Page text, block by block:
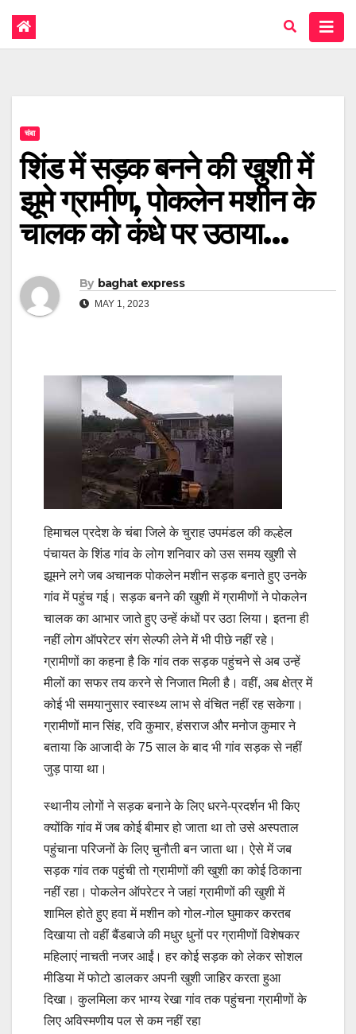
चंबा
शिंड में सड़क बनने की खुशी में
झूमे ग्रामीण, पोकलेन मशीन के
चालक को कंधे पर उठाया…
By baghat express
MAY 1, 2023
हिमाचल प्रदेश के चंबा जिले के चुराह उपमंडल की कल्हेल
पंचायत के शिंड गांव के लोग शनिवार को उस समय खुशी से
झूमने लगे जब अचानक पोकलेन मशीन सड़क बनाते हुए उनके
गांव में पहुंच गई। सड़क बनने की खुशी में ग्रामीणों ने पोकलेन
चालक का आभार जाते हुए उन्हें कंधों पर उठा लिया। इतना ही
नहीं लोग ऑपरेटर संग सेल्फी लेने में भी पीछे नहीं रहे।
ग्रामीणों का कहना है कि गांव तक सड़क पहुंचने से अब उन्हें
मीलों का सफर तय करने से निजात मिली है। वहीं, अब क्षेत्र में
कोई भी समयानुसार स्वास्थ्य लाभ से वंचित नहीं रह सकेगा।
ग्रामीणों मान सिंह, रवि कुमार, हंसराज और मनोज कुमार ने
बताया कि आजादी के 75 साल के बाद भी गांव सड़क से नहीं
जुड़ पाया था।
स्थानीय लोगों ने सड़क बनाने के लिए धरने-प्रदर्शन भी किए
क्योंकि गांव में जब कोई बीमार हो जाता था तो उसे अस्पताल
पहुंचाना परिजनों के लिए चुनौती बन जाता था। ऐसे में जब
सड़क गांव तक पहुंची तो ग्रामीणों की खुशी का कोई ठिकाना
नहीं रहा। पोकलेन ऑपरेटर ने जहां ग्रामीणों की खुशी में
शामिल होते हुए हवा में मशीन को गोल-गोल घुमाकर करतब
दिखाया तो वहीं बैंडबाजे की मधुर धुनों पर ग्रामीणों विशेषकर
महिलाएं नाचती नजर आईं। हर कोई सड़क को लेकर सोशल
मीडिया में फोटो डालकर अपनी खुशी जाहिर करता हुआ
दिखा। कुलमिला कर भाग्य रेखा गांव तक पहुंचना ग्रामीणों के
लिए अविस्मणीय पल से कम नहीं रहा